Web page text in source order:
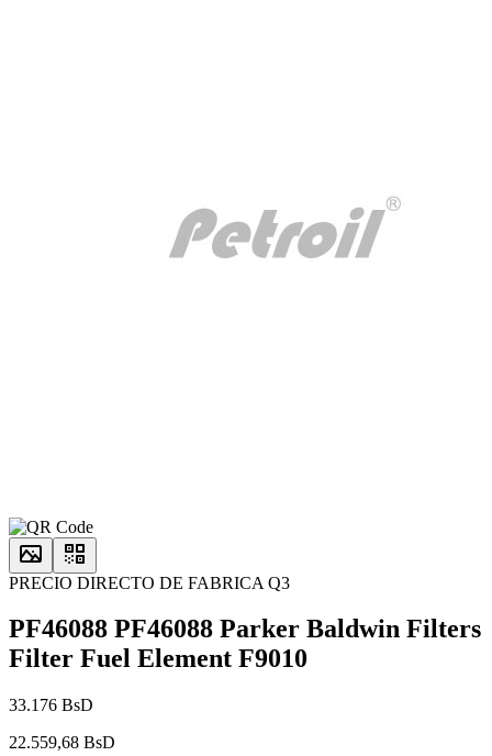
PRECIO DIRECTO DE FABRICA Q3
PF46088 PF46088 Parker Baldwin Filters
Filter Fuel Element F9010
33.176 BsD
22.559,68 BsD